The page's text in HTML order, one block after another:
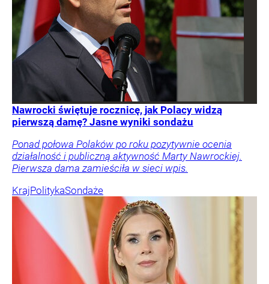
Nawrocki świętuje rocznicę, jak Polacy widzą
pierwszą damę? Jasne wyniki sondażu
Ponad połowa Polaków po roku pozytywnie ocenia
działalność i publiczną aktywność Marty Nawrockiej.
Pierwsza dama zamieściła w sieci wpis.
KrajPolitykaSondaże